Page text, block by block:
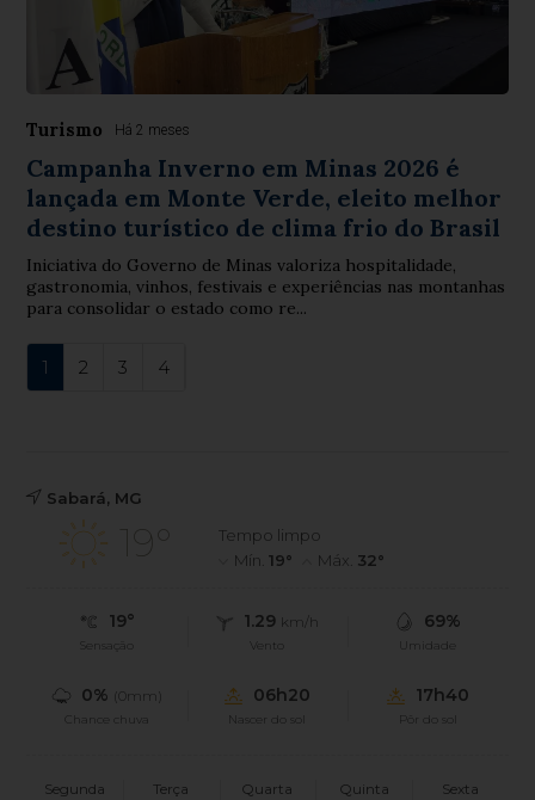
Turismo Há 2 meses
Campanha Inverno em Minas 2026 é
lançada em Monte Verde, eleito melhor
destino turístico de clima frio do Brasil
Iniciativa do Governo de Minas valoriza hospitalidade,
gastronomia, vinhos, festivais e experiências nas montanhas
para consolidar o estado como re...
1 2 3 4
Sabará, MG
19°
Tempo limpo
Mín.19° Máx. 32°
19°
Sensação
1.29 km/h
Vento
69%
Umidade
0% (0mm)
Chance chuva
06h20
Nascer do sol
17h40
Pôr do sol
Segunda Terça Quarta Quinta Sexta